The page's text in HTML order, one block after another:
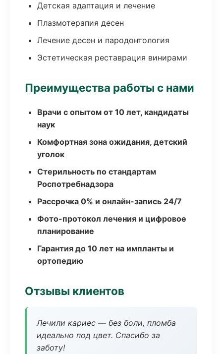
Детская адаптация и лечение
Плазмотерапия десен
Лечение десен и пародонтология
Эстетическая реставрация винирами
Преимущества работы с нами
Врачи с опытом от 10 лет, кандидаты
наук
Комфортная зона ожидания, детский
уголок
Стерильность по стандартам
Роспотребнадзора
Рассрочка 0% и онлайн-запись 24/7
Фото-протокол лечения и цифровое
планирование
Гарантия до 10 лет на импланты и
ортопедию
Отзывы клиентов
Лечили кариес — без боли, пломба
идеально под цвет. Спасибо за
заботу!